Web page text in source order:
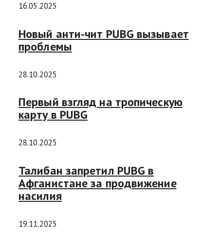
16.05.2025
Новый анти-чит PUBG вызывает
проблемы
28.10.2025
Первый взгляд на тропическую
карту в PUBG
28.10.2025
Талибан запретил PUBG в
Афганистане за продвижение
насилия
19.11.2025